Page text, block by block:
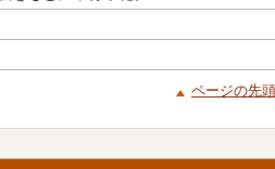
ページの先